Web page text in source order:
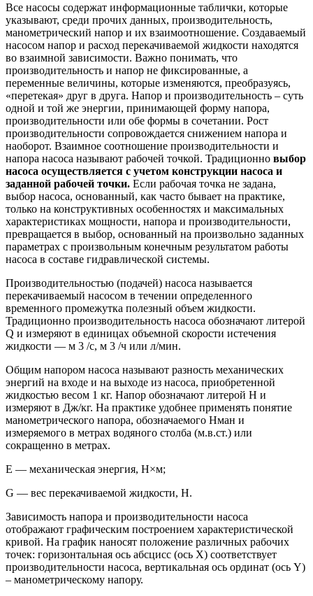
Все насосы содержат информационные таблички, которые
указывают, среди прочих данных, производительность,
манометрический напор и их взаимоотношение. Создаваемый
насосом напор и расход перекачиваемой жидкости находятся
во взаимной зависимости. Важно понимать, что
производительность и напор не фиксированные, а
переменные величины, которые изменяются, преобразуясь,
«перетекая» друг в друга. Напор и производительность – суть
одной и той же энергии, принимающей форму напора,
производительности или обе формы в сочетании. Рост
производительности сопровождается снижением напора и
наоборот. Взаимное соотношение производительности и
напора насоса называют рабочей точкой. Традиционно выбор
насоса осуществляется с учетом конструкции насоса и
заданной рабочей точки. Если рабочая точка не задана,
выбор насоса, основанный, как часто бывает на практике,
только на конструктивных особенностях и максимальных
характеристиках мощности, напора и производительности,
превращается в выбор, основанный на произвольно заданных
параметрах с произвольным конечным результатом работы
насоса в составе гидравлической системы.
Производительностью (подачей) насоса называется
перекачиваемый насосом в течении определенного
временного промежутка полезный объем жидкости.
Традиционно производительность насоса обозначают литерой
Q и измеряют в единицах объемной скорости истечения
жидкости — м 3 /с, м 3 /ч или л/мин.
Общим напором насоса называют разность механических
энергий на входе и на выходе из насоса, приобретенной
жидкостью весом 1 кг. Напор обозначают литерой Н и
измеряют в Дж/кг. На практике удобнее применять понятие
манометрического напора, обозначаемого Нман и
измеряемого в метрах водяного столба (м.в.ст.) или
сокращенно в метрах.
E — механическая энергия, Н×м;
G — вес перекачиваемой жидкости, Н.
Зависимость напора и производительности насоса
отображают графическим построением характеристической
кривой. На график наносят положение различных рабочих
точек: горизонтальная ось абсцисс (ось Х) соответствует
производительности насоса, вертикальная ось ординат (ось Y)
– манометрическому напору.